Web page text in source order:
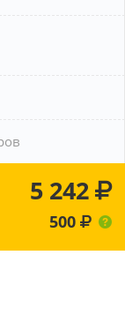
5 242
500